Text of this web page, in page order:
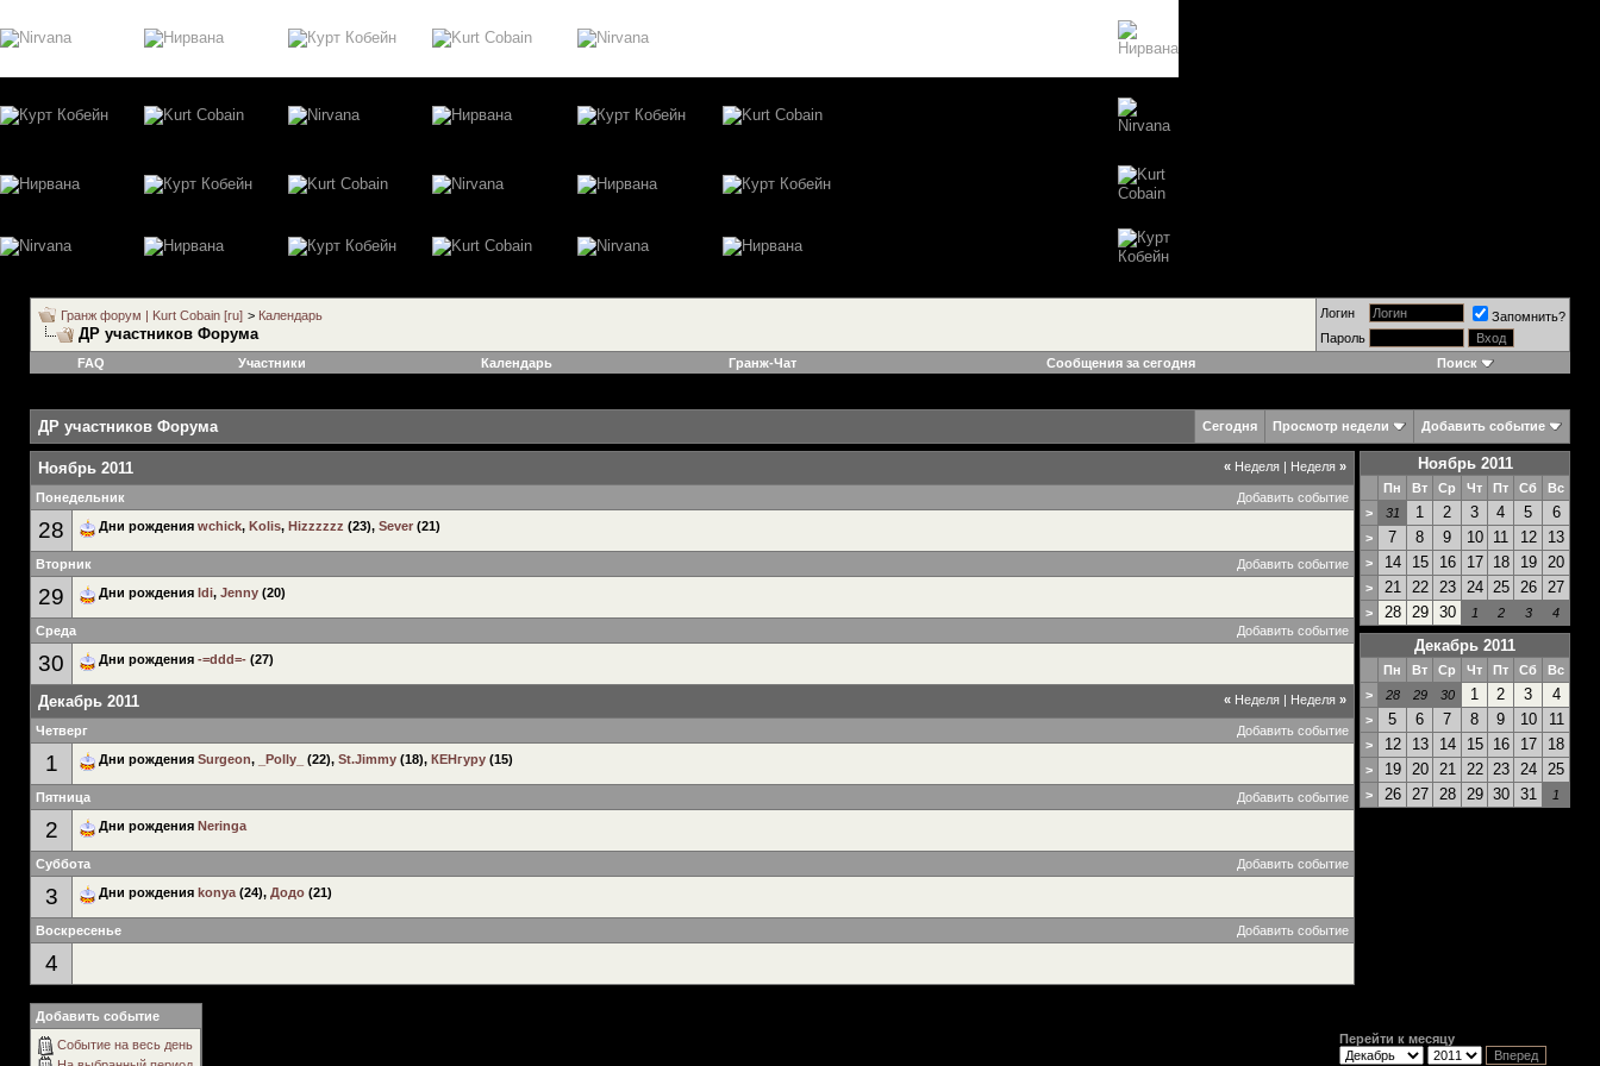
Гранж форум | Kurt Cobain [ru] > Календарь
ДР участников Форума
Логин
Запомнить?
Пароль
FAQ
Участники Календарь Гранж-Чат Сообщения за сегодня Поиск
ДР участников Форума Сегодня Просмотр недели Добавить событие
« Неделя | Неделя »
Ноябрь 2011
Добавить событие
Понедельник
28 Дни рождения wchick, Kolis, Hizzzzzz (23), Sever (21)
Добавить событие
Вторник
29 Дни рождения Idi, Jenny (20)
Добавить событие
Среда
30 Дни рождения -=ddd=- (27)
« Неделя | Неделя »
Декабрь 2011
Добавить событие
Четверг
1 Дни рождения Surgeon, _Polly_ (22), St.Jimmy (18), КЕНгуру (15)
Добавить событие
Пятница
2 Дни рождения Neringa
Добавить событие
Суббота
3 Дни рождения konya(24), Додо (21)
Добавить событие
Воскресенье
4
Ноябрь 2011
Пн Вт Ср Чт Пт Сб
Вс
>
31 1 2 3 4 5 6
> 7 8 9 10 11 12 13
> 14 15 16 17 18 19 20
> 21 22 23 24 25 26 27
> 28 29 30 1 2 3 4
Декабрь 2011
Пн Вт Ср Чт Пт Сб
Вс
>
28 29 30 1 2 3 4
> 5 6 7 8 9 10 11
> 12 13 14 15 16 17 18
> 19 20 21 22 23 24 25
> 26 27 28 29 30 31 1
Добавить событие
Событие на весь день
Перейти к месяцу